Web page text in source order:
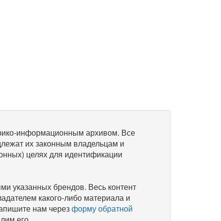
информационным архивом. Все
их законным владельцам и
целях для идентификации
указанных брендов. Весь контент
какого-либо материала и
нам черезформу обратной